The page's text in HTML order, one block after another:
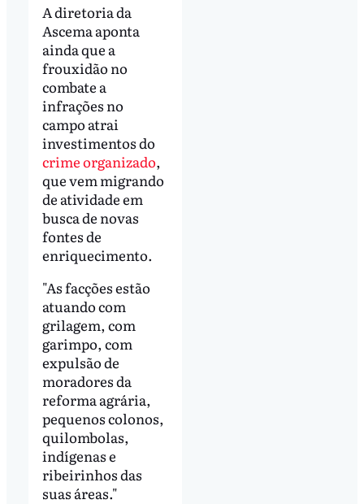
A diretoria da
Ascema aponta
ainda que a
frouxidão no
combate a
infrações no
campo atrai
investimentos do
crime organizado,
que vem migrando
de atividade em
busca de novas
fontes de
enriquecimento.
"As facções estão
atuando com
grilagem, com
garimpo, com
expulsão de
moradores da
reforma agrária,
pequenos colonos,
quilombolas,
indígenas e
ribeirinhos das
suas áreas."